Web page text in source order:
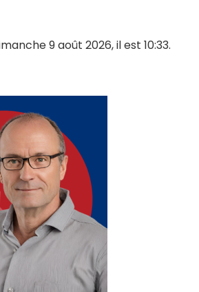
9 août 2026, il est 10:33.